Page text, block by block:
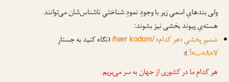
ولی بندهایِ اسمیِ زیر با وجودِ نمودِ شناختیِ ناشناس‌شان می‌توانند
هسته‌یِ پیوند بخشی نیز بشوند:
ضمیرِ پخشیِ «هر کدام»/hær kodɒm/(نگاه کنید به جستارِ
۷×۸×ب×آ.
):
هر کدامِ مادر کشوری از جهان به سر می‌بریم.